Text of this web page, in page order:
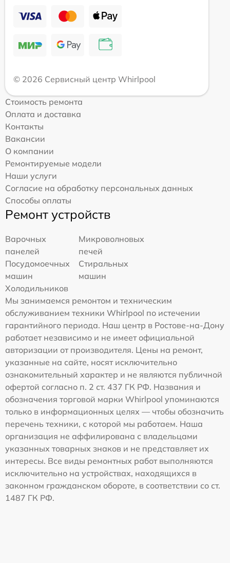
© 2026 Сервисный центр Whirlpool
Стоимость ремонта
Оплата и доставка
Контакты
Вакансии
О компании
Ремонтируемые модели
Наши услуги
Согласие на обработку персональных данных
Способы оплаты
Ремонт устройств
Варочных
панелей
Микроволновых
печей
Посудомоечных
машин
Стиральных
машин
Холодильников
Мы занимаемся ремонтом и техническим
обслуживанием техники Whirlpool по истечении
гарантийного периода. Наш центр в Ростове-на-Дону
работает независимо и не имеет официальной
авторизации от производителя. Цены на ремонт,
указанные на сайте, носят исключительно
ознакомительный характер и не являются публичной
офертой согласно п. 2 ст. 437 ГК РФ. Названия и
обозначения торговой марки Whirlpool упоминаются
только в информационных целях — чтобы обозначить
перечень техники, с которой мы работаем. Наша
организация не аффилирована с владельцами
указанных товарных знаков и не представляет их
интересы. Все виды ремонтных работ выполняются
исключительно на устройствах, находящихся в
законном гражданском обороте, в соответствии со ст.
1487 ГК РФ.